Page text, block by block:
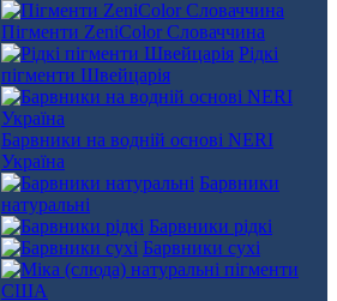
Пігменти ZeniColor Словаччина
Рідкі
пігменти Швейцарія
Барвники на водній основі NERI
Україна
Барвники
натуральні
Барвники рідкі
Барвники сухі